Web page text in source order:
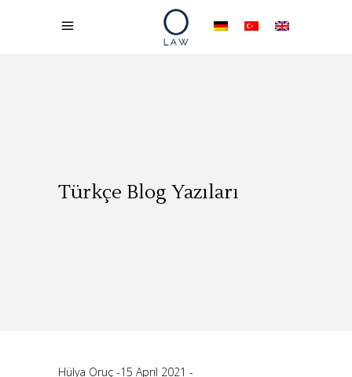
Türkçe Blog Yazıları
Hülya Oruç 15 April 2021